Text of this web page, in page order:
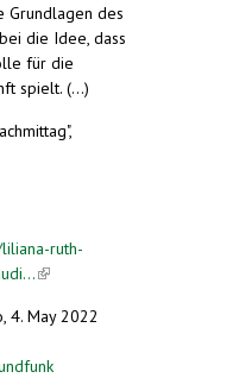
Grundlagen des
die Idee, dass
für die
spielt. (...)
ruth-
(link is external)
4. May 2022